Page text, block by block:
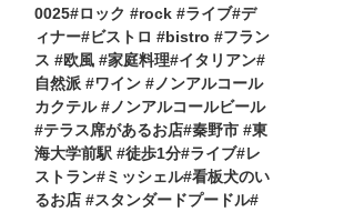
0025#ロック #rock #ライブ#デ
ィナー#ビストロ #bistro #フラン
ス #欧風 #家庭料理#イタリアン#
自然派 #ワイン #ノンアルコール
カクテル #ノンアルコールビール
#テラス席があるお店#秦野市 #東
海大学前駅 #徒歩1分#ライブ#レ
ストラン#ミッシェル#看板犬のい
るお店 #スタンダードプードル#